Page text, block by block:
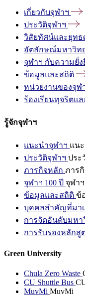
เกี่ยวกับจุฬาฯ
ประวัติจุฬาฯ
วิสัยทัศน์และยุทธ
อัตลักษณ์มหาวิท
จุฬาฯ กับความยั่ง
ข้อมูลและสถิติ
หน่วยงานของจุฬ
ร้องเรียนทุจริตแ
รู้จักจุฬาฯ
แนะนำจุฬาฯ แน
ประวัติจุฬาฯ ประ
ภารกิจหลัก ภาร
จุฬาฯ 100 ปี จุฬาฯ
ข้อมูลและสถิติ ข้
บุคคลสำคัญที่มา
การจัดอันดับมหา
การรับรองหลักสู
Green University
Chula Zero Waste
CU Shuttle Bus
MuvMi MuvMi